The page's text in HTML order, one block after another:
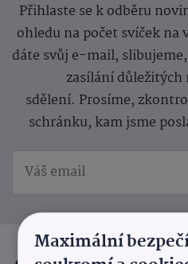
Přihlaste se k odběru
ohledu na počet svíček na
dáte svůj e-mail,
zasílání důležitých
sdělení. Prosíme,
schránku, kam jsme
Maximální